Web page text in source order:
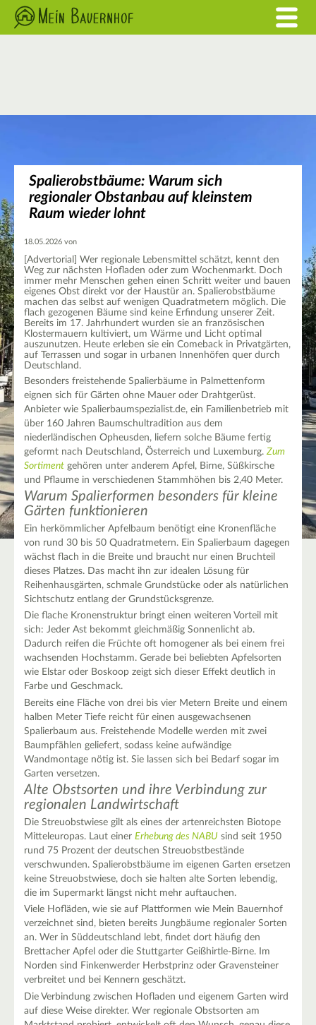
Spalierobstbäume: Warum sich
regionaler Obstanbau auf kleinstem
Raum wieder lohnt
18.05.2026 von
[Advertorial] Wer regionale Lebensmittel schätzt, kennt den
Weg zur nächsten Hofladen oder zum Wochenmarkt. Doch
immer mehr Menschen gehen einen Schritt weiter und bauen
eigenes Obst direkt vor der Haustür an. Spalierobstbäume
machen das selbst auf wenigen Quadratmetern möglich. Die
flach gezogenen Bäume sind keine Erfindung unserer Zeit.
Bereits im 17. Jahrhundert wurden sie an französischen
Klostermauern kultiviert, um Wärme und Licht optimal
auszunutzen. Heute erleben sie ein Comeback in Privatgärten,
auf Terrassen und sogar in urbanen Innenhöfen quer durch
Deutschland.
Besonders freistehende Spalierbäume in Palmettenform
eignen sich für Gärten ohne Mauer oder Drahtgerüst.
Anbieter wie Spalierbaumspezialist.de, ein Familienbetrieb mit
über 160 Jahren Baumschultradition aus dem
niederländischen Opheusden, liefern solche Bäume fertig
geformt nach Deutschland, Österreich und Luxemburg. Zum
Sortiment gehören unter anderem Apfel, Birne, Süßkirsche
und Pflaume in verschiedenen Stammhöhen bis 2,40 Meter.
Warum Spalierformen besonders für kleine
Gärten funktionieren
Ein herkömmlicher Apfelbaum benötigt eine Kronenfläche
von rund 30 bis 50 Quadratmetern. Ein Spalierbaum dagegen
wächst flach in die Breite und braucht nur einen Bruchteil
dieses Platzes. Das macht ihn zur idealen Lösung für
Reihenhausgärten, schmale Grundstücke oder als natürlichen
Sichtschutz entlang der Grundstücksgrenze.
Die flache Kronenstruktur bringt einen weiteren Vorteil mit
sich: Jeder Ast bekommt gleichmäßig Sonnenlicht ab.
Dadurch reifen die Früchte oft homogener als bei einem frei
wachsenden Hochstamm. Gerade bei beliebten Apfelsorten
wie Elstar oder Boskoop zeigt sich dieser Effekt deutlich in
Farbe und Geschmack.
Bereits eine Fläche von drei bis vier Metern Breite und einem
halben Meter Tiefe reicht für einen ausgewachsenen
Spalierbaum aus. Freistehende Modelle werden mit zwei
Baumpfählen geliefert, sodass keine aufwändige
Wandmontage nötig ist. Sie lassen sich bei Bedarf sogar im
Garten versetzen.
Alte Obstsorten und ihre Verbindung zur
regionalen Landwirtschaft
Die Streuobstwiese gilt als eines der artenreichsten Biotope
Mitteleuropas. Laut einer Erhebung des NABU sind seit 1950
rund 75 Prozent der deutschen Streuobstbestände
verschwunden. Spalierobstbäume im eigenen Garten ersetzen
keine Streuobstwiese, doch sie halten alte Sorten lebendig,
die im Supermarkt längst nicht mehr auftauchen.
Viele Hofläden, wie sie auf Plattformen wie Mein Bauernhof
verzeichnet sind, bieten bereits Jungbäume regionaler Sorten
an. Wer in Süddeutschland lebt, findet dort häufig den
Brettacher Apfel oder die Stuttgarter Geißhirtle-Birne. Im
Norden sind Finkenwerder Herbstprinz oder Gravensteiner
verbreitet und bei Kennern geschätzt.
Die Verbindung zwischen Hofladen und eigenem Garten wird
auf diese Weise direkter. Wer regionale Obstsorten am